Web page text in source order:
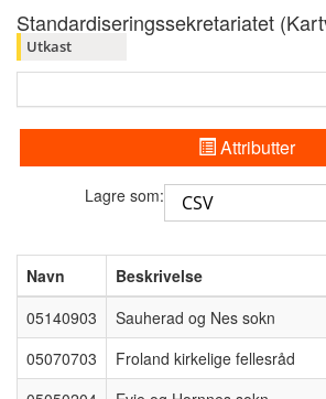
Standardiseringssekretariatet
Utkast
Attributter
Lagre som:
Navn Beskrivelse
05140903
Sauherad og Nes sokn
05070703
Froland kirkelige fellesråd